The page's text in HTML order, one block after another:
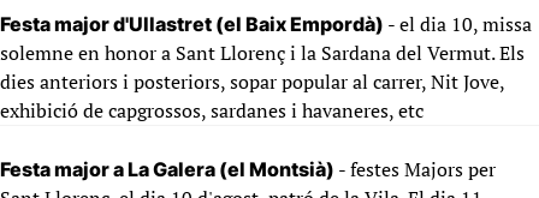
Festa major d'Ullastret (el Baix Empordà) - el dia 10, missa
solemne en honor a Sant Llorenç i la Sardana del Vermut. Els
dies anteriors i posteriors, sopar popular al carrer, Nit Jove,
exhibició de capgrossos, sardanes i havaneres, etc
Festa major a La Galera (el Montsià) - festes Majors per